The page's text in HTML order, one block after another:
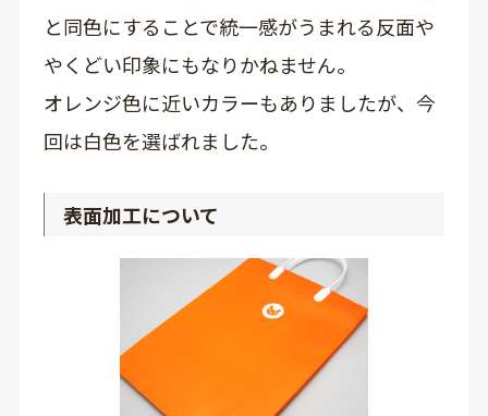
と同色にすることで統一感がうまれる反面や
やくどい印象にもなりかねません。
オレンジ色に近いカラーもありましたが、今
回は白色を選ばれました。
表面加工について